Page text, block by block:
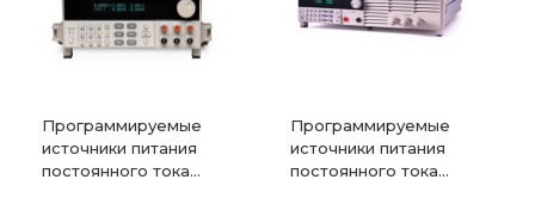
Программируемые
источники питания
постоянного тока
Программируемые
источники питания
постоянного тока